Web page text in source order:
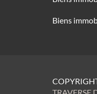
Biens